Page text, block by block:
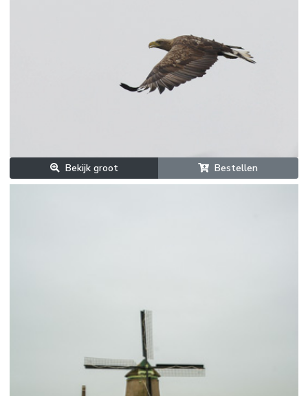
Bekijk groot Bestellen